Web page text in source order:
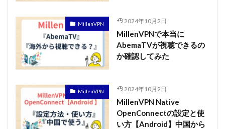
MillenVPN 2024年10月2日
MillenVPNで本当に
AbemaTVが視聴できるの
か確認してみた
MillenVPN 2024年10月2日
MillenVPN Native
OpenConnectの設定と使
い方【Android】中国から